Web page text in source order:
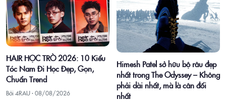
HAIR HỌC TRÒ 2026: 10 Kiểu
Tóc Nam Đi Học Đẹp, Gọn,
Chuẩn Trend
Bởi 4RAU ·08/08/2026
Himesh Patel sở hữu bộ râu đẹp
nhất trong The Odyssey – Không
phải dài nhất, mà là cân đối
nhất